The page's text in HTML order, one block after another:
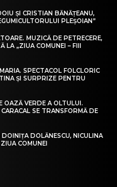
ȘI CRISTIAN BĂNĂȚEANU,
PLEȘOIAN”
MUZICĂ DE PETRECERE,
„ZIUA COMUNEI – FIII
SPECTACOL FOLCLORIC
ȘI SURPRIZE PENTRU
OAZĂ VERDE A OLTULUI.
SE TRANSFORMĂ DE
DOLĂNESCU, NICULINA
COMUNEI